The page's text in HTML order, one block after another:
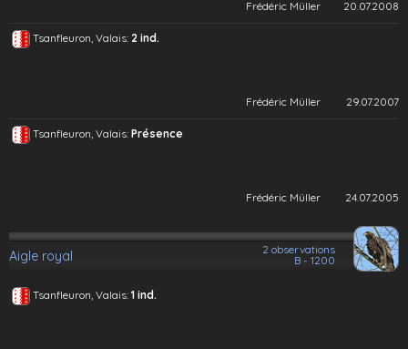
Frédéric Müller 20.07.2008
Tsanfleuron, Valais: 2 ind.
Frédéric Müller 29.07.2007
Tsanfleuron, Valais: Présence
Frédéric Müller 24.07.2005
Aigle royal
2 observations
B - 1200
Tsanfleuron, Valais: 1 ind.